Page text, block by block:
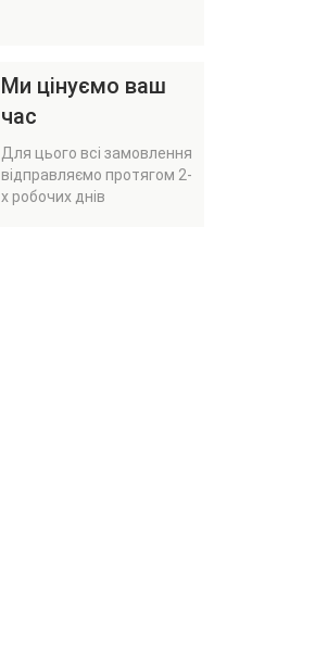
Ми цінуємо ваш
час
Для цього всі замовлення
відправляємо протягом 2-
х робочих днів